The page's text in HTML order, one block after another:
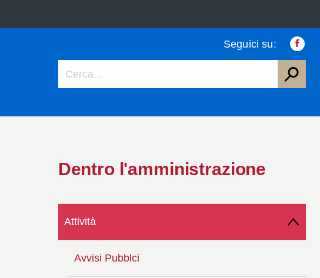
Seguici su:
Dentro l'amministrazione
Attività
Avvisi Pubblci